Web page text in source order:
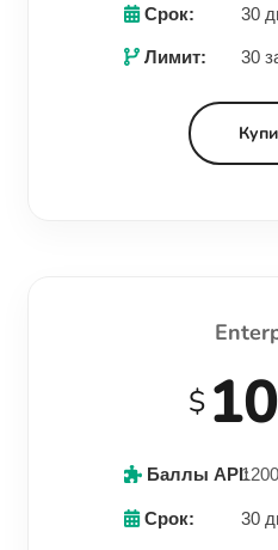
Срок: 30
Лимит: 30
$
Баллы API:
Срок: 30